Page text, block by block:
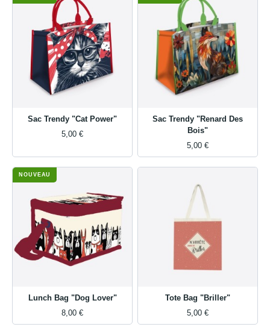
Sac Trendy "Cat Power"
5,00 €
Sac Trendy "Renard Des
Bois"
5,00 €
Lunch Bag "Dog Lover"
8,00 €
NOUVEAU
Tote Bag "Briller"
5,00 €